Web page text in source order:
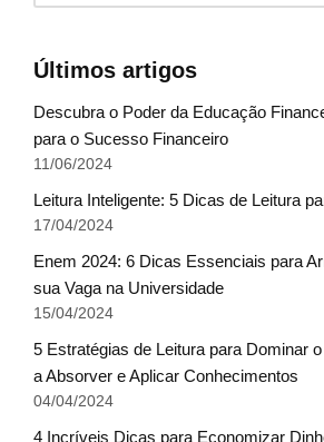
Últimos artigos
Descubra o Poder da Educação
para o Sucesso Financeiro
11/06/2024
Leitura Inteligente: 5 Dicas de Leitura
17/04/2024
Enem 2024: 6 Dicas Essenciais para
sua Vaga na Universidade
15/04/2024
5 Estratégias de Leitura para Dominar
a Absorver e Aplicar Conhecimentos
04/04/2024
4 Incríveis Dicas para Economizar